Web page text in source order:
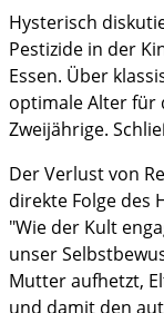
Hysterisch
Pestizide in der
Essen. Über
optimale Alter für
Zweijährige.
Der Verlust von
direkte Folge des
"Wie der Kult
unser
Mutter aufhetzt,
und damit den